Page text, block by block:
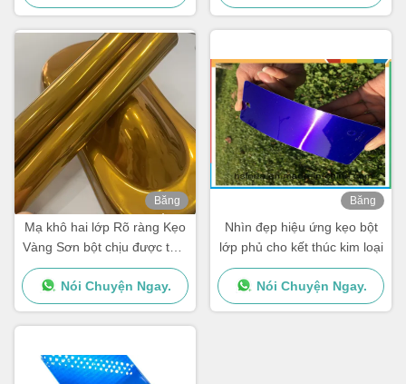
Băng
Mạ khô hai lớp Rõ ràng Kẹo
Vàng Sơn bột chịu được thời
tiết Độ trong suốt cao
Nói Chuyện Ngay.
Băng
Nhìn đẹp hiệu ứng kẹo bột
lớp phủ cho kết thúc kim loại
Nói Chuyện Ngay.